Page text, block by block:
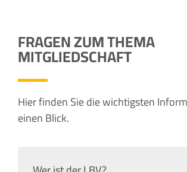
FRAGEN ZUM THEMA
MITGLIEDSCHAFT
Hier finden Sie die wichtigsten
einen Blick.